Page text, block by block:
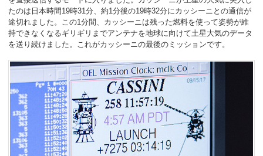
たのは日本時間19時31分、約1分後の19時32分にカッシーニとの通信が
途切れました。この1分間、カッシーニは残った燃料を使って姿勢が維
持できなくなるギリギリまでアンテナを地球に向けて土星大気のデータ
を送り続けました。これがカッシーニの最後のミッションです。